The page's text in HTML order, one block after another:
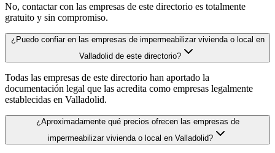
No, contactar con las empresas de este directorio es totalmente
gratuito y sin compromiso.
¿Puedo confiar en las empresas de impermeabilizar vivienda o local en
Valladolid de este directorio?
Todas las empresas de este directorio han aportado la
documentación legal que las acredita como empresas legalmente
establecidas en Valladolid.
¿Aproximadamente qué precios ofrecen las empresas de
impermeabilizar vivienda o local en Valladolid?